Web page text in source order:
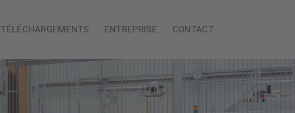
TÉLÉCHARGEMENTS ENTREPRISE CONTACT